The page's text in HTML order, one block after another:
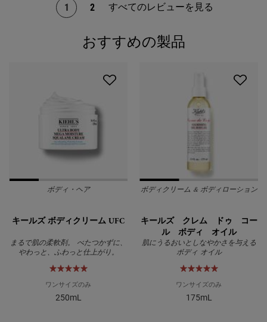
ページ 1/2。 現在のページ
1 2 すべてのレビューを見る
おすすめの製品
ボディ・ヘア
キールズ ボディクリーム UFC
まるで肌の柔軟剤。 べたつかずに、
やわっと、ふわっと仕上がり。
ワンサイズのみ
250mL
ボディクリーム & ボディローション
キールズ クレム ドゥ コー
ル ボディ オイル
肌にうるおいとしなやかさを与える
ボディ オイル
ワンサイズのみ
175mL